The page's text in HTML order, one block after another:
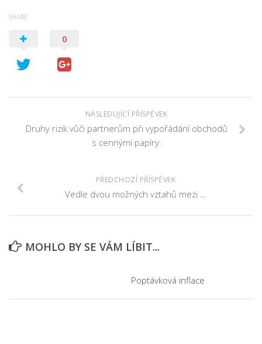
SHARE
0
NÁSLEDUJÍCÍ PŘÍSPĚVEK
Druhy rizik vůči partnerům při vypořádání obchodů
s cennými papíry:
PŘEDCHOZÍ PŘÍSPĚVEK
Vedle dvou možných vztahů mezi …
MOHLO BY SE VÁM LÍBIT...
Poptávková inflace